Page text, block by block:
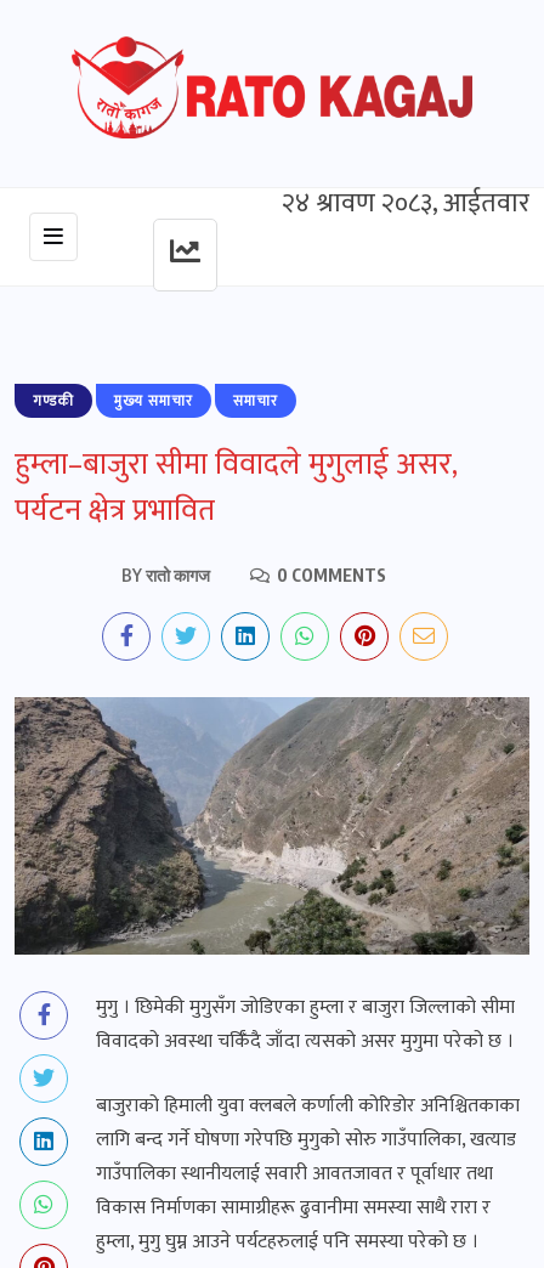
२४ श्रावण २०८३, आईतवार
गण्डकी मुख्‍य समाचार समाचार
हुम्ला–बाजुरा सीमा विवादले मुगुलाई असर,
पर्यटन क्षेत्र प्रभावित
BYरातो कागज 0 COMMENTS
मुगु । छिमेकी मुगुसँग जोडिएका हुम्ला र बाजुरा जिल्लाको सीमा
विवादको अवस्था चर्किँदै जाँदा त्यसको असर मुगुमा परेको छ ।
बाजुराको हिमाली युवा क्लबले कर्णाली कोरिडोर अनिश्चितकाका
लागि बन्द गर्ने घोषणा गरेपछि मुगुको सोरु गाउँपालिका, खत्याड
गाउँपालिका स्थानीयलाई सवारी आवतजावत र पूर्वाधार तथा
विकास निर्माणका सामाग्रीहरू ढुवानीमा समस्या साथै रारा र
हुम्ला, मुगु घुम्न आउने पर्यटहरुलाई पनि समस्या परेको छ ।